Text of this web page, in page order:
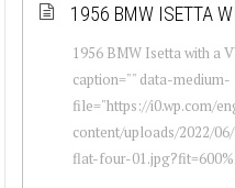
1956 BMW ISETTA
1956 BMW Isetta with a
caption="" data-medium-
file="https://i0.wp.com/
content/uploads/2022/
flat-four-